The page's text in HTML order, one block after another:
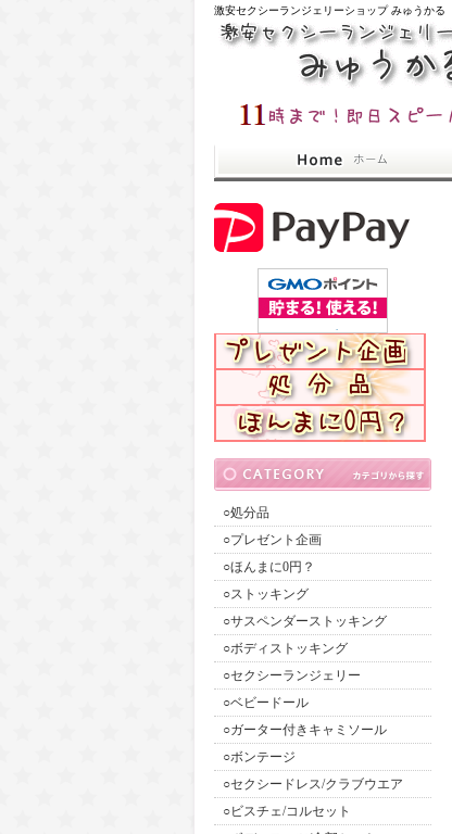
激安セクシーランジェリーショップ みゅうかる
○処分品
○プレゼント企画
○ほんまに0円？
○ストッキング
○サスペンダーストッキング
○ボディストッキング
○セクシーランジェリー
○ベビードール
○ガーター付きキャミソール
○ボンテージ
○セクシードレス/クラブウエア
○ビスチェ/コルセット